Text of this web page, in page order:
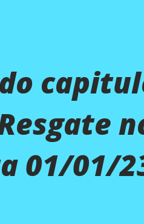
01/01/